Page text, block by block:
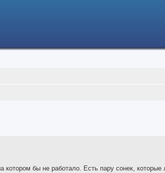
бы не работало. Есть пару сонек, которые